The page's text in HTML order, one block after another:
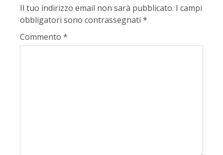
Il tuo indirizzo email non sarà pubblicato. I campi
obbligatori sono contrassegnati *
Commento *